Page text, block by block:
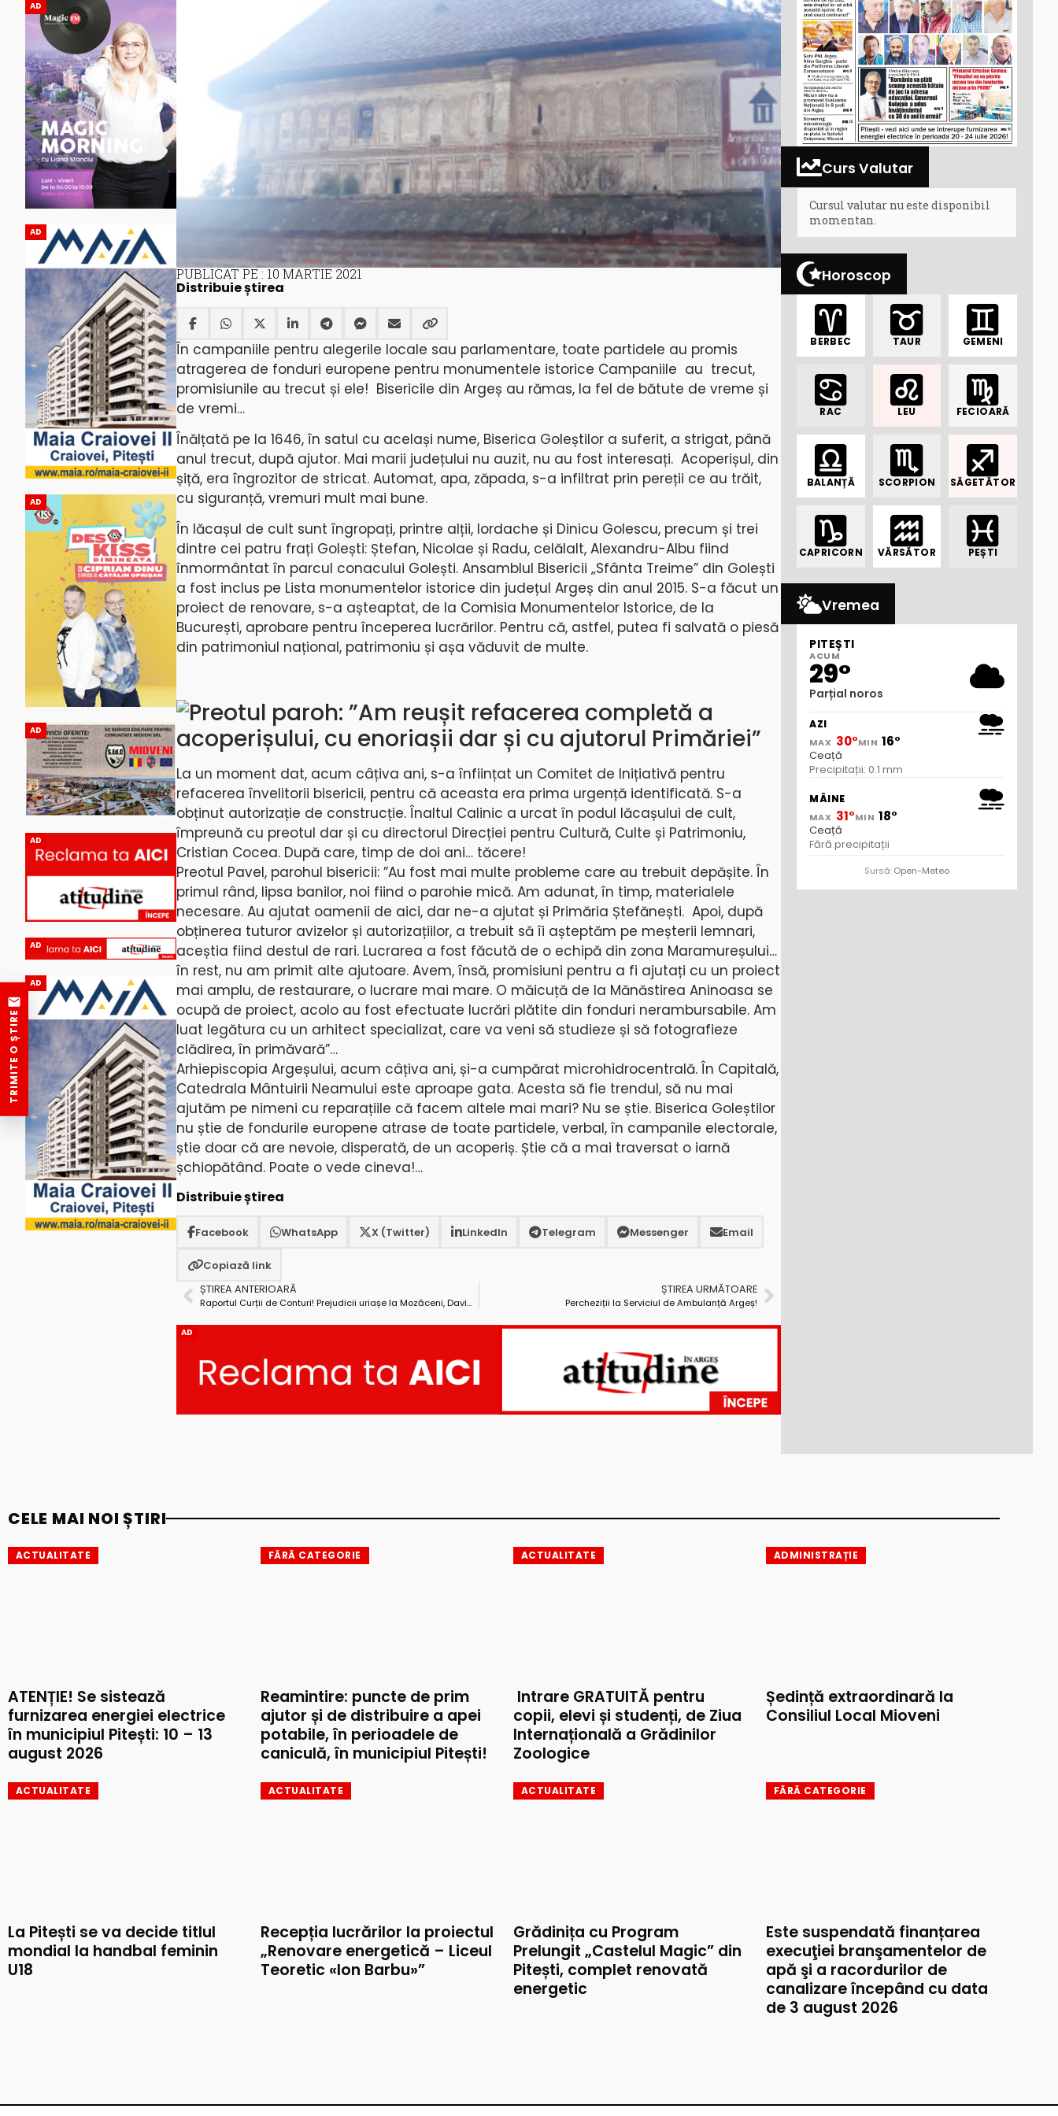
AD
AD
AD
AD
AD
AD
AD
PUBLICAT PE : 10 MARTIE 2021
Distribuie știrea
În campaniile pentru alegerile locale sau parlamentare, toate partidele au promis
atragerea de fonduri europene pentru monumentele istorice Campaniile au trecut,
promisiunile au trecut și ele! Bisericile din Argeș au rămas, la fel de bătute de vreme și
de vremi…
Înălțată pe la 1646, în satul cu același nume, Biserica Goleștilor a suferit, a strigat, până
anul trecut, după ajutor. Mai marii județului nu auzit, nu au fost interesați. Acoperișul, din
șiță, era îngrozitor de stricat. Automat, apa, zăpada, s-a infiltrat prin pereții ce au trăit,
cu siguranță, vremuri mult mai bune.
În lăcașul de cult sunt îngropați, printre alții, Iordache și Dinicu Golescu, precum și trei
dintre cei patru frați Golești: Ștefan, Nicolae și Radu, celălalt, Alexandru-Albu fiind
înmormântat în parcul conacului Golești. Ansamblul Bisericii „Sfânta Treime” din Golești
a fost inclus pe Lista monumentelor istorice din județul Argeș din anul 2015. S-a făcut un
proiect de renovare, s-a așteaptat, de la Comisia Monumentelor Istorice, de la
București, aprobare pentru începerea lucrărilor. Pentru că, astfel, putea fi salvată o piesă
din patrimoniul național, patrimoniu și așa văduvit de multe.
Preotul paroh: ”Am reușit refacerea completă a
acoperișului, cu enoriașii dar și cu ajutorul Primăriei”
La un moment dat, acum câțiva ani, s-a înființat un Comitet de Inițiativă pentru
refacerea învelitorii bisericii, pentru că aceasta era prima urgență identificată. S-a
obținut autorizație de construcție. Înaltul Calinic a urcat în podul lăcașului de cult,
împreună cu preotul dar și cu directorul Direcției pentru Cultură, Culte și Patrimoniu,
Cristian Cocea. După care, timp de doi ani… tăcere!
Preotul Pavel, parohul bisericii: ”Au fost mai multe probleme care au trebuit depășite. În
primul rând, lipsa banilor, noi fiind o parohie mică. Am adunat, în timp, materialele
necesare. Au ajutat oamenii de aici, dar ne-a ajutat și Primăria Ștefănești. Apoi, după
obținerea tuturor avizelor și autorizațiilor, a trebuit să îi așteptăm pe meșterii lemnari,
aceștia fiind destul de rari. Lucrarea a fost făcută de o echipă din zona Maramureșului…
în rest, nu am primit alte ajutoare. Avem, însă, promisiuni pentru a fi ajutați cu un proiect
mai amplu, de restaurare, o lucrare mai mare. O măicuță de la Mănăstirea Aninoasa se
ocupă de proiect, acolo au fost efectuate lucrări plătite din fonduri nerambursabile. Am
luat legătura cu un arhitect specializat, care va veni să studieze și să fotografieze
clădirea, în primăvară”…
Arhiepiscopia Argeșului, acum câțiva ani, și-a cumpărat microhidrocentrală. În Capitală,
Catedrala Mântuirii Neamului este aproape gata. Acesta să fie trendul, să nu mai
ajutăm pe nimeni cu reparațiile că facem altele mai mari? Nu se știe. Biserica Goleștilor
nu știe de fondurile europene atrase de toate partidele, verbal, în campanile electorale,
știe doar că are nevoie, disperată, de un acoperiș. Știe că a mai traversat o iarnă
șchiopătând. Poate o vede cineva!…
Distribuie știrea
Facebook WhatsApp X (Twitter) LinkedIn Telegram Messenger Email
Copiază link
ȘTIREA ANTERIOARĂ
Raportul Curții de Conturi! Prejudicii uriașe la Mozăceni, Davidești și Suseni
ȘTIREA URMĂTOARE
Percheziții la Serviciul de Ambulanță Argeș!
AD
Curs Valutar
Cursul valutar nu este disponibil
momentan.
Horoscop
BERBEC TAUR GEMENI
RAC LEU FECIOARĂ
BALANȚĂ SCORPION SĂGETĂTOR
CAPRICORN VĂRSĂTOR PEȘTI
Vremea
PITEȘTI
ACUM
29°
Parțial noros
AZI
MAX 30°MIN 16°
Ceață
Precipitații: 0.1 mm
MÂINE
MAX 31°MIN 18°
Ceață
Fără precipitații
Sursă: Open-Meteo
CELE MAI NOI ȘTIRI
ACTUALITATE
ATENȚIE! Se sistează
furnizarea energiei electrice
în municipiul Pitești: 10 – 13
august 2026
FĂRĂ CATEGORIE
Reamintire: puncte de prim
ajutor și de distribuire a apei
potabile, în perioadele de
caniculă, în municipiul Pitești!
ACTUALITATE
Intrare GRATUITĂ pentru
copii, elevi și studenți, de Ziua
Internațională a Grădinilor
Zoologice
ADMINISTRAȚIE
Ședință extraordinară la
Consiliul Local Mioveni
ACTUALITATE
La Pitești se va decide titlul
mondial la handbal feminin
U18
ACTUALITATE
Recepția lucrărilor la proiectul
„Renovare energetică – Liceul
Teoretic «Ion Barbu»”
ACTUALITATE
Grădinița cu Program
Prelungit „Castelul Magic” din
Pitești, complet renovată
energetic
FĂRĂ CATEGORIE
Este suspendată finanțarea
execuţiei branşamentelor de
apă şi a racordurilor de
canalizare începând cu data
de 3 august 2026
TRIMITE O ȘTIRE